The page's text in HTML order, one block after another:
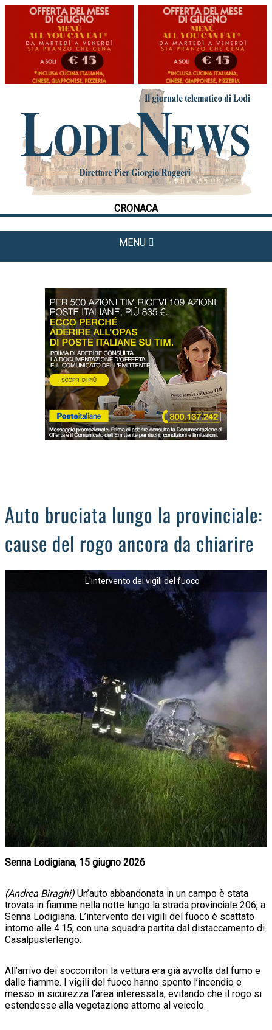
CRONACA
MENU
HOME
CRONACA
POLITICA
LA FOTO
METEO
CULTURA
DAL TERRITORIO
OROSCOPO
LA PIAZZA
ANIMALI
OCCHIO ALLA TRUFFA
NECROLOGI
Auto bruciata lungo la provinciale:
cause del rogo ancora da chiarire
L'intervento dei vigili del fuoco
Senna Lodigiana, 15 giugno 2026
(Andrea Biraghi) Un’auto abbandonata in un campo è stata
trovata in fiamme nella notte lungo la strada provinciale 206, a
Senna Lodigiana. L’intervento dei vigili del fuoco è scattato
intorno alle 4.15, con una squadra partita dal distaccamento di
Casalpusterlengo.
All’arrivo dei soccorritori la vettura era già avvolta dal fumo e
dalle fiamme. I vigili del fuoco hanno spento l’incendio e
messo in sicurezza l’area interessata, evitando che il rogo si
estendesse alla vegetazione attorno al veicolo.